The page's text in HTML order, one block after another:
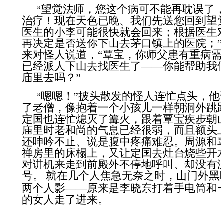
“望觉法师，您这个病可不能再耽误了
治疗！现在天色已晚、我们先送您回到
医生的小李可能很快就会回来；根据医
再决定是否送你下山去茅口镇上的医院；
来对怪人说道，“覃宝，你师父患有重病
已经派人下山去找医生了——你能帮助我
庙里去吗？”
“嗯嗯！”披头散发的怪人连忙点头，
了老僧，像抱着一个小孩儿一样朝洞外
定国也连忙熄灭了篝火，跟着覃宝疾步
庙里时老和尚的气息已经很弱，而且额
还呻吟不止、说是腹中疼痛难忍。周源
禅房里的床榻上，又让定国去灶台烧些
对讲机来走到前殿外不停地呼叫、却没有
号。
就在几个人焦急无奈之时，山门外
两个人影——原来是李晓东打着手电筒和
的女人走了进来。